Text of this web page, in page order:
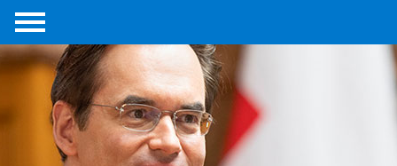
Accueil
Portrait
Interventions
parlementaires